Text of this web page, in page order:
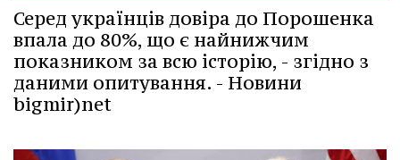
Серед українців довіра до Порошенка
впала до 80%, що є найнижчим
показником за всю історію, - згідно з
даними опитування. - Новини
bigmir)net